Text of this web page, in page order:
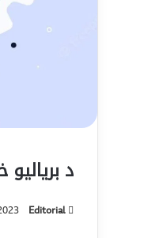
د بریالیو خلکو د
Editorial